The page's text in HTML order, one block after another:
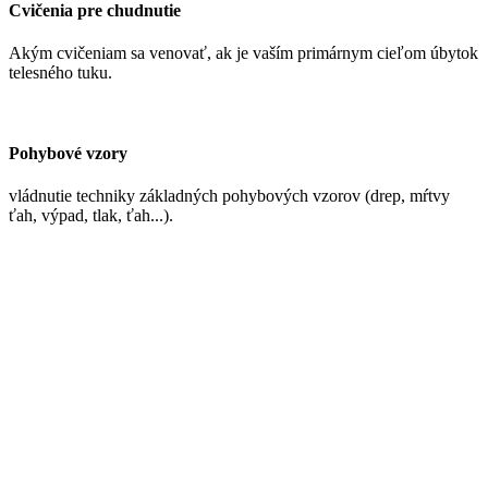
Cvičenia pre chudnutie
Akým cvičeniam sa venovať, ak je vaším primárnym cieľom úbytok
telesného tuku.
Pohybové vzory
vládnutie techniky základných pohybových vzorov (drep, mŕtvy
ťah, výpad, tlak, ťah...).